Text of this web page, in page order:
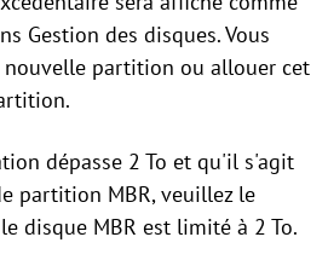
Gestion des disques. Vous
nouvelle partition ou allouer cet
dépasse 2 To et qu'il s'agit
partition MBR, veuillez le
disque MBR est limité à 2 To.